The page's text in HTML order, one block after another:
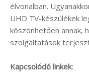
élvonalban.
UHD TV-készülékek
köszönhetően annak,
szolgáltatások
Kapcsolódó linkek: